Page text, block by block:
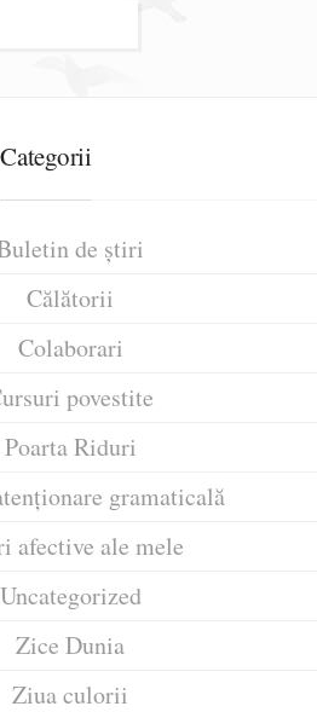
Categorii
de știri
Călătorii
Colaborari
povestite
Poarta Riduri
gramaticală
afective ale mele
Uncategorized
Zice Dunia
Ziua culorii